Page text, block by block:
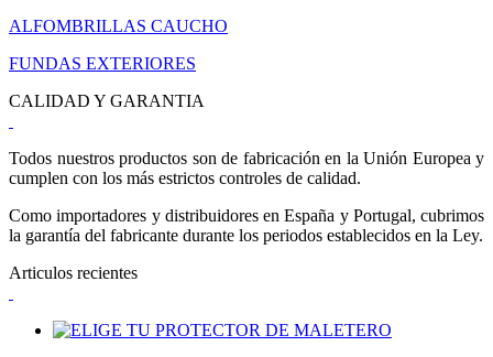
ALFOMBRILLAS CAUCHO
FUNDAS EXTERIORES
CALIDAD Y GARANTIA
Todos nuestros productos son de fabricación en la Unión Europea y
cumplen con los más estrictos controles de calidad.
Como importadores y distribuidores en España y Portugal, cubrimos
la garantía del fabricante durante los periodos establecidos en la Ley.
Articulos recientes